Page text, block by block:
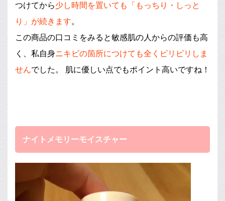
つけてから少し時間を置いても「もっちり・しっと
り」が続きます。
この商品の口コミをみると敏感肌の人からの評価も高
く、私自身ニキビの箇所につけても全くピリピリしま
せんでした。 肌に優しい点でもポイント高いですね！
ナイトメモリーモイスチャー